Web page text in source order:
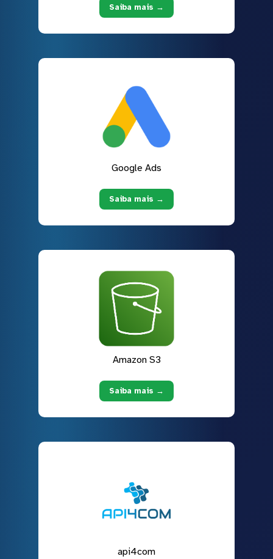
Saiba mais →
Google Ads
Saiba mais →
Amazon S3
Saiba mais →
api4com